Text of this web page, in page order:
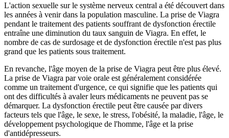
L'action sexuelle sur le système nerveux central a été découvert dans
les années à venir dans la population masculine. La prise de Viagra
pendant le traitement des patients souffrant de dysfonction érectile
entraîne une diminution du taux sanguin de Viagra. En effet, le
nombre de cas de surdosage et de dysfonction érectile n'est pas plus
grand que les patients sous traitement.
En revanche, l'âge moyen de la prise de Viagra peut être plus élevé.
La prise de Viagra par voie orale est généralement considérée
comme un traitement d'urgence, ce qui signifie que les patients qui
ont des difficultés à avaler leurs médicaments ne peuvent pas se
démarquer. La dysfonction érectile peut être causée par divers
facteurs tels que l'âge, le sexe, le stress, l'obésité, la maladie, l'âge, le
développement psychologique de l'homme, l'âge et la prise
d'antidépresseurs.